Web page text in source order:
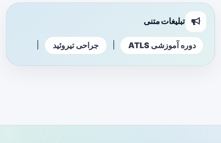
تبلیغات متنی
دوره آموزشی ATLS جراحی تیروئید